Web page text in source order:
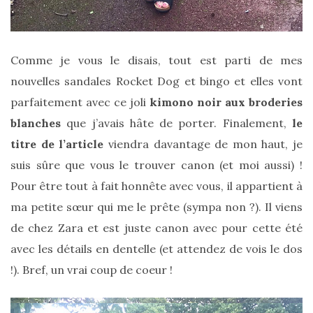
Comme je vous le disais, tout est parti de mes
nouvelles sandales Rocket Dog et bingo et elles vont
parfaitement avec ce joli kimono noir aux broderies
blanches que j’avais hâte de porter. Finalement, le
titre de l’article viendra davantage de mon haut, je
suis sûre que vous le trouver canon (et moi aussi) !
Pour être tout à fait honnête avec vous, il appartient à
ma petite sœur qui me le prête (sympa non ?). Il viens
de chez Zara et est juste canon avec pour cette été
avec les détails en dentelle (et attendez de vois le dos
!). Bref, un vrai coup de coeur !